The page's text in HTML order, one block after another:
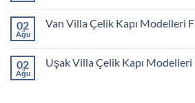
02
Ağu
Van Villa Çelik Kapı Modelleri
02
Ağu
Uşak Villa Çelik Kapı Modelleri